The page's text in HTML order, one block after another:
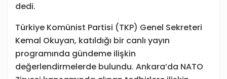
dedi.
Türkiye Komünist Partisi (TKP) Genel Sekreteri
Kemal Okuyan, katıldığı bir canlı yayın
programında gündeme ilişkin
değerlendirmelerde bulundu. Ankara’da NATO